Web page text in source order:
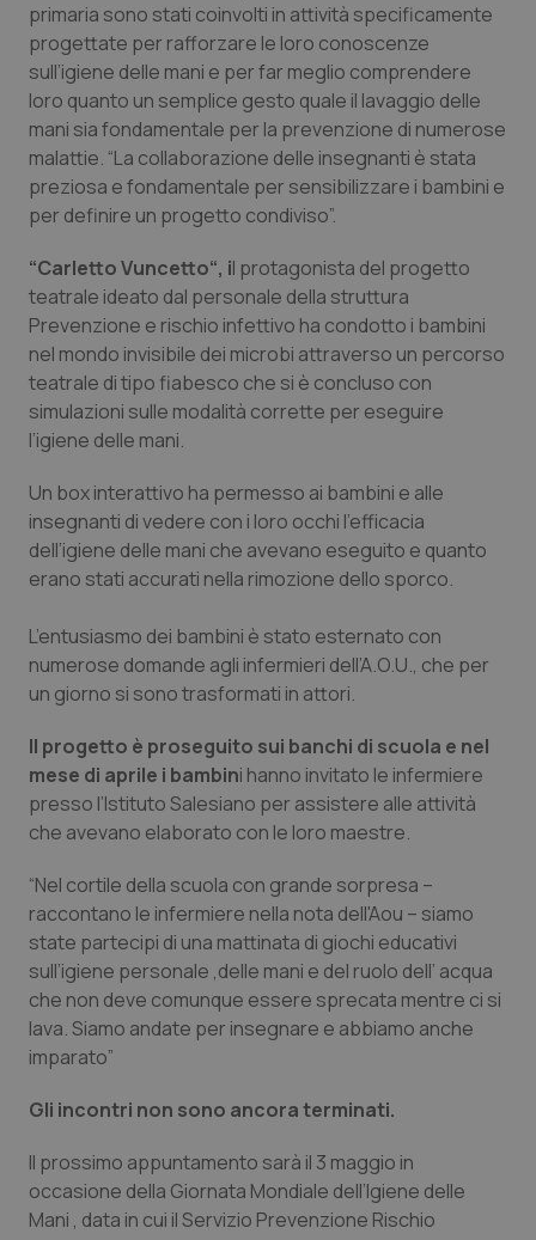
Lombardia
Marche
Molise
Piemonte
Provincia Autonoma di Bolzano
Provincia Autonoma di Trento
Puglia
Sicilia
Toscana
Umbria
Valle D’Aosta
Veneto
Dolore
Donna & Salute
Epatiti
HIV
Infezioni & Febbre
Ipertensione & Scompenso
Malattie rare
Neuroscienze & patologie neurodegenerative
Obesità
Oftalmologia
Oncodermatologia
Oncoematologia
Oncologia & Nutrizione
Psoriasi & pelle
Quotidiano Cardiologia
Quotidiano Chirurgia
Rene & patologie urogenitali
primaria sono stati coinvolti in attività specificamente
progettate per rafforzare le loro conoscenze
sull’igiene delle mani e per far meglio comprendere
loro quanto un semplice gesto quale il lavaggio delle
mani sia fondamentale per la prevenzione di numerose
malattie. “La collaborazione delle insegnanti è stata
preziosa e fondamentale per sensibilizzare i bambini e
per definire un progetto condiviso”.
“Carletto Vuncetto“, il protagonista del progetto
teatrale ideato dal personale della struttura
Prevenzione e rischio infettivo ha condotto i bambini
nel mondo invisibile dei microbi attraverso un percorso
teatrale di tipo fiabesco che si è concluso con
simulazioni sulle modalità corrette per eseguire
l’igiene delle mani.
Un box interattivo ha permesso ai bambini e alle
insegnanti di vedere con i loro occhi l’efficacia
dell’igiene delle mani che avevano eseguito e quanto
erano stati accurati nella rimozione dello sporco.
L’entusiasmo dei bambini è stato esternato con
numerose domande agli infermieri dell’A.O.U., che per
un giorno si sono trasformati in attori.
Il progetto è proseguito sui banchi di scuola e nel
mese di aprile i bambini hanno invitato le infermiere
presso l’Istituto Salesiano per assistere alle attività
che avevano elaborato con le loro maestre.
“Nel cortile della scuola con grande sorpresa –
raccontano le infermiere nella nota dell'Aou – siamo
state partecipi di una mattinata di giochi educativi
sull’igiene personale ,delle mani e del ruolo dell’ acqua
che non deve comunque essere sprecata mentre ci si
lava. Siamo andate per insegnare e abbiamo anche
imparato”
Gli incontri non sono ancora terminati.
Il prossimo appuntamento sarà il 3 maggio in
occasione della Giornata Mondiale dell’Igiene delle
Mani , data in cui il Servizio Prevenzione Rischio